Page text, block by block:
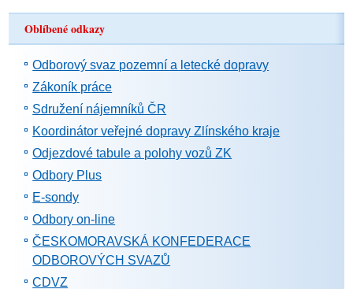
Oblíbené odkazy
Odborový svaz pozemní a letecké dopravy
Zákoník práce
Sdružení nájemníků ČR
Koordinátor veřejné dopravy Zlínského kraje
Odjezdové tabule a polohy vozů ZK
Odbory Plus
E-sondy
Odbory on-line
ČESKOMORAVSKÁ KONFEDERACE
ODBOROVÝCH SVAZŮ
CDVZ